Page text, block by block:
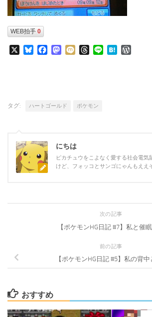
WEB拍手 0
BlueskyFacebookMastodon
Mixi Threads
Line Hatena
タグ: ハートゴールド ポケモン
にちは
ピカチュウをこよなく愛する社会電気
けど、フォッコとサンゴにゃんもええ
次の記事
【ポケモンHG日記 #7】私と催
前の記事
【ポケモンHG日記 #5】私の背
おすすめ